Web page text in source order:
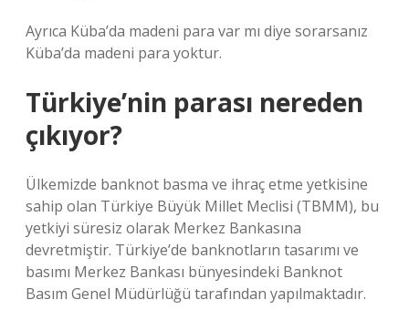
Ayrıca Küba’da madeni para var mı diye sorarsanız
Küba’da madeni para yoktur.
Türkiye’nin parası nereden
çıkıyor?
Ülkemizde banknot basma ve ihraç etme yetkisine
sahip olan Türkiye Büyük Millet Meclisi (TBMM), bu
yetkiyi süresiz olarak Merkez Bankasına
devretmiştir. Türkiye’de banknotların tasarımı ve
basımı Merkez Bankası bünyesindeki Banknot
Basım Genel Müdürlüğü tarafından yapılmaktadır.